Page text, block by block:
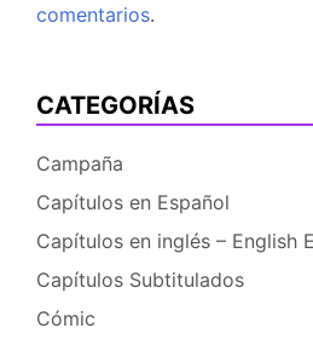
comentarios.
CATEGORÍAS
Campaña
Capítulos en Español
Capítulos en inglés – English
Capítulos Subtitulados
Cómic